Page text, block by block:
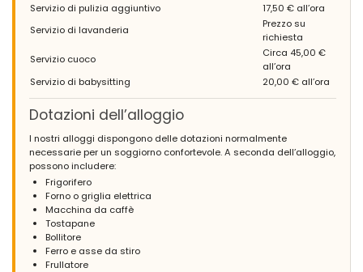
(Testo originale)
Maison agréable avec intérieur bien décoré, pas trop éloignée
des plages et de la ville.
Maison agréable, pratique et bien décorée. Le seul point un peu
décevant, pour 3 semaines de vacances, la taille du
réfrigérateur qui est un peu petite, manque de place pour
conserver au frais.
(Tradotto da Google)
Piacevole casa con interni ben arredati, non troppo lontana
dalle spiagge e dalla città.
Casa piacevole, pratica e ben arredata. Unico punto deludente,
per 3 settimane di vacanza, le dimensioni del frigorifero un po
'piccole, la mancanza di spazio per stare al fresco.
- 7,3
Famiglie con figli piccoli - Agosto 2013 - Spagna :
Servizio di pulizia aggiuntivo
17,50 € all’ora
Servizio di lavanderia
Prezzo su
richiesta
Servizio cuoco
Circa 45,00 €
all’ora
Servizio di babysitting
20,00 € all’ora
Dotazioni dell’alloggio
I nostri alloggi dispongono delle dotazioni normalmente
necessarie per un soggiorno confortevole. A seconda dell’alloggio,
possono includere:
Frigorifero
Forno o griglia elettrica
Macchina da caffè
Tostapane
Bollitore
Ferro e asse da stiro
Frullatore